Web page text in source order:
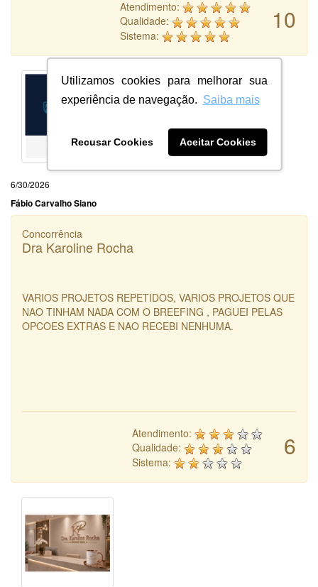
Utilizamos cookies para melhorar sua
experiência de navegação. Saiba mais
Recusar Cookies Aceitar Cookies
10
Atendimento:
Qualidade:
Sistema:
6/30/2026
Fábio Carvalho Siano
Concorrência
Dra Karoline Rocha
VARIOS PROJETOS REPETIDOS, VARIOS PROJETOS QUE
NAO TINHAM NADA COM O BREEFING , PAGUEI PELAS
OPCOES EXTRAS E NAO RECEBI NENHUMA.
6
Atendimento:
Qualidade:
Sistema: